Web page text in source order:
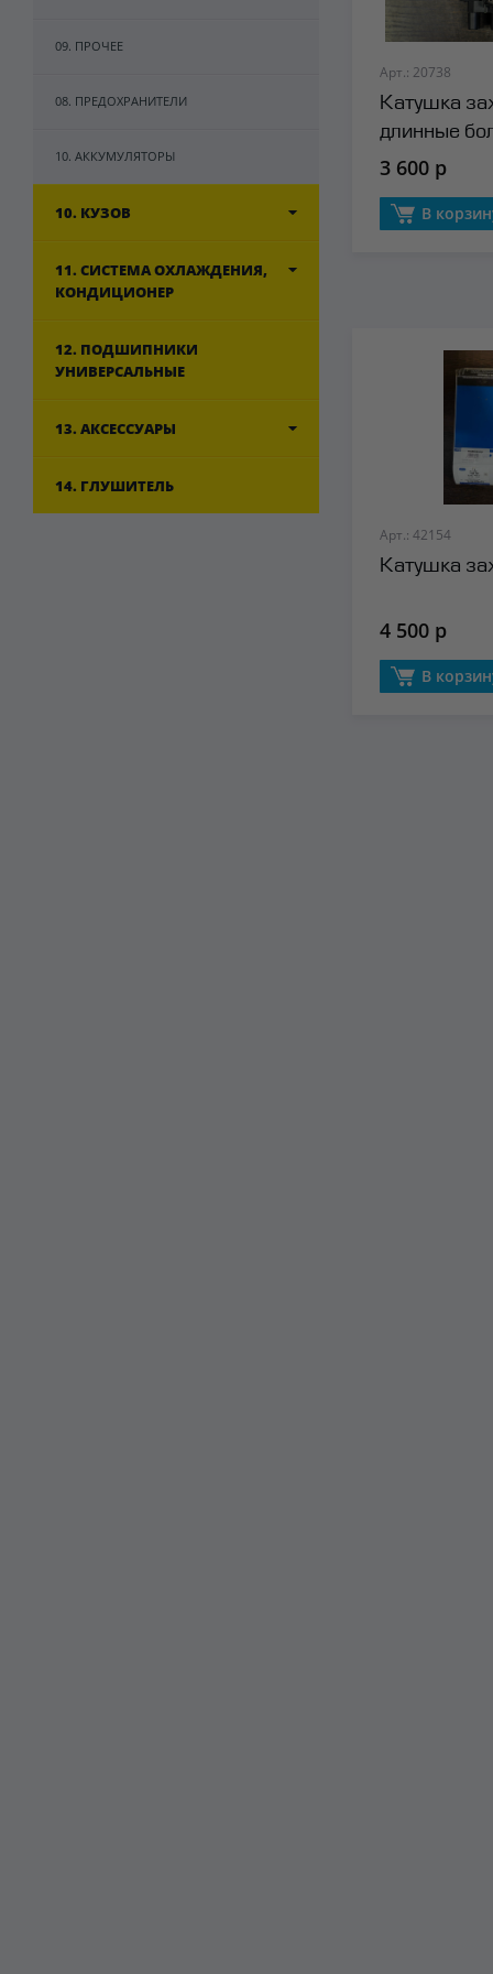
09. ПРОЧЕЕ
08. ПРЕДОХРАНИТЕЛИ
10. АККУМУЛЯТОРЫ
10. КУЗОВ
11. СИСТЕМА ОХЛАЖДЕНИЯ,
КОНДИЦИОНЕР
12. ПОДШИПНИКИ
УНИВЕРСАЛЬНЫЕ
13. АКСЕССУАРЫ
14. ГЛУШИТЕЛЬ
Арт.: 20738
Катушка
длинные
комплекте)
3 600 р
В
Арт.: 42154
Катушка
4 500 р
В